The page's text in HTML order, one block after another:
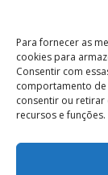
Para fornecer as
cookies para
Consentir com
comportamento de
consentir ou
recursos e funções.